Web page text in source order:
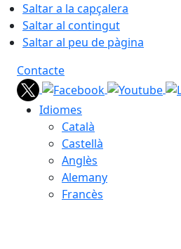
Saltar a la capçalera
Saltar al contingut
Saltar al peu de pàgina
Contacte
Idiomes
Català
Castellà
Anglès
Alemany
Francès